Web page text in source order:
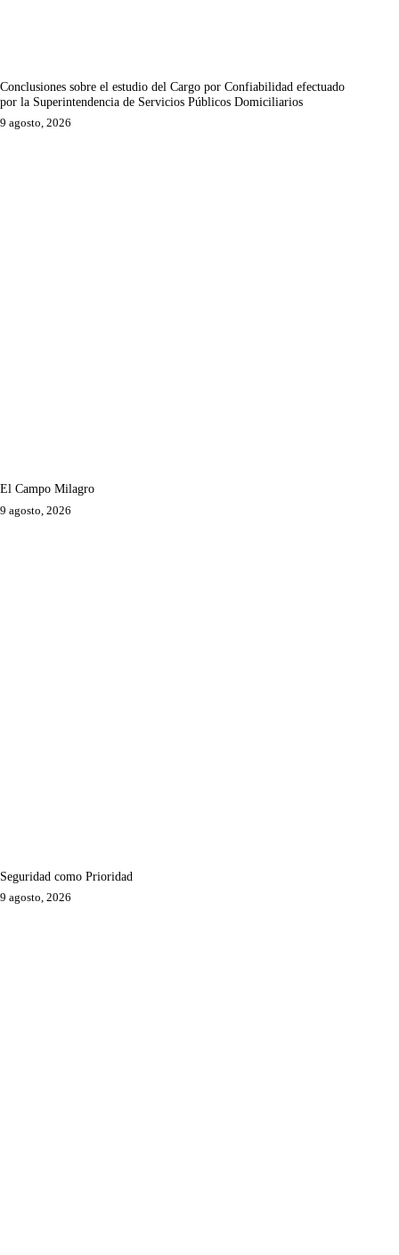
Conclusiones sobre el estudio del Cargo por Confiabilidad efectuado
por la Superintendencia de Servicios Públicos Domiciliarios
9 agosto, 2026
El Campo Milagro
9 agosto, 2026
Seguridad como Prioridad
9 agosto, 2026